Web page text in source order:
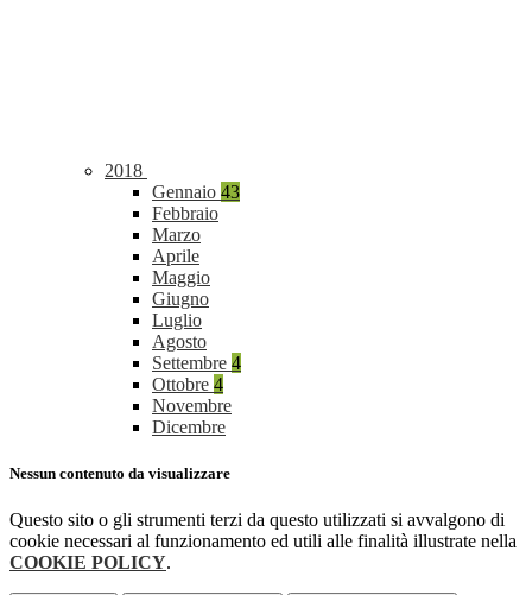
2018
Gennaio 43
Febbraio
Marzo
Aprile
Maggio
Giugno
Luglio
Agosto
Settembre 4
Ottobre 4
Novembre
Dicembre
Nessun contenuto da visualizzare
Questo sito o gli strumenti terzi da questo utilizzati si avvalgono di
cookie necessari al funzionamento ed utili alle finalità illustrate nella
COOKIE POLICY.